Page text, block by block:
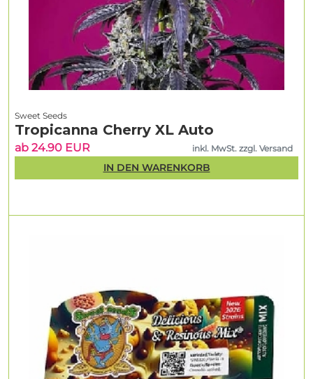
Sweet Seeds
Tropicanna Cherry XL Auto
ab 24.90 EUR inkl. MwSt. zzgl. Versand
IN DEN WARENKORB